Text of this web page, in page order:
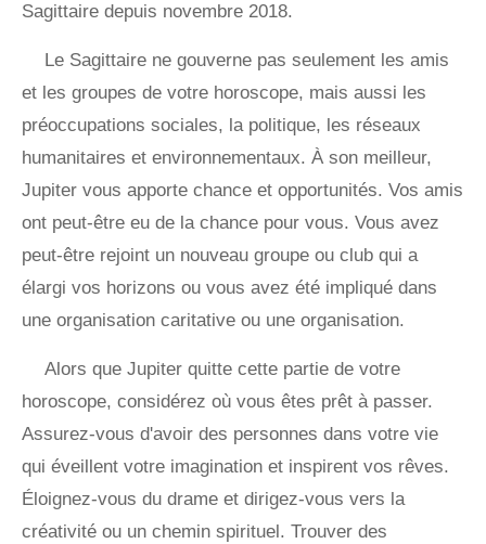
Sagittaire depuis novembre 2018.
Le Sagittaire ne gouverne pas seulement les amis
et les groupes de votre horoscope, mais aussi les
préoccupations sociales, la politique, les réseaux
humanitaires et environnementaux. À son meilleur,
Jupiter vous apporte chance et opportunités. Vos amis
ont peut-être eu de la chance pour vous. Vous avez
peut-être rejoint un nouveau groupe ou club qui a
élargi vos horizons ou vous avez été impliqué dans
une organisation caritative ou une organisation.
Alors que Jupiter quitte cette partie de votre
horoscope, considérez où vous êtes prêt à passer.
Assurez-vous d'avoir des personnes dans votre vie
qui éveillent votre imagination et inspirent vos rêves.
Éloignez-vous du drame et dirigez-vous vers la
créativité ou un chemin spirituel. Trouver des